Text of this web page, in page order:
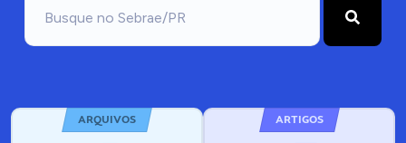
ARQUIVOS ARTIGOS